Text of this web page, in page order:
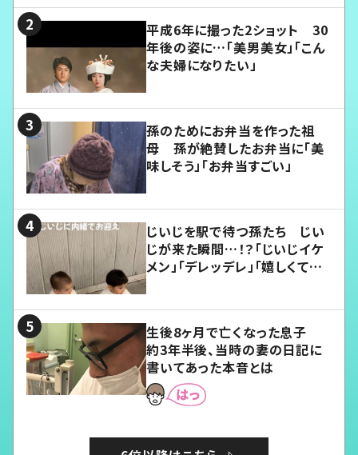
平成6年に撮った2ショット 30
年後の姿に…「美男美女」「こん
な夫婦になりたい」
孫のためにお弁当を作った祖
母 孫が絶賛したお弁当に「美
味しそう」「お弁当すごい」
じいじを駅で待つ孫たち じい
じが来た瞬間…！？「じいじイケ
メン」「デレッデレ」「嬉しくて可
生後8ヶ月で亡くなった息子
約3年半後、当時の妻の日記に
書いてあった本音とは